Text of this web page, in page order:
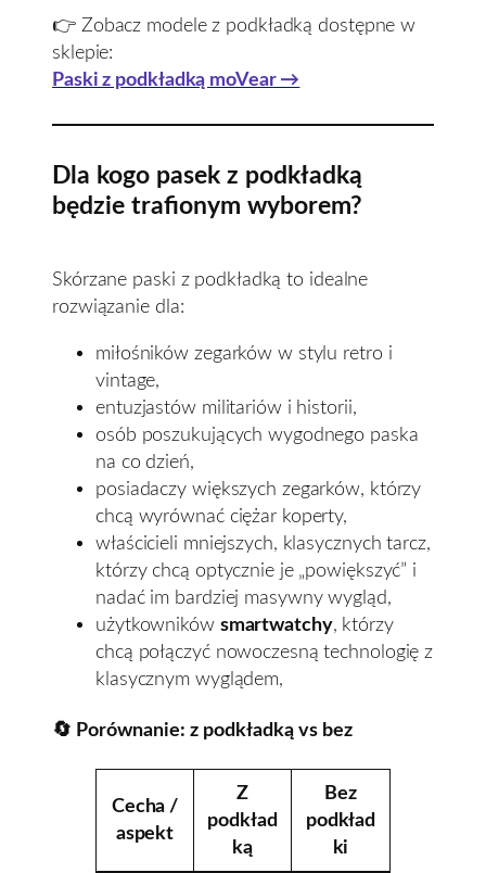
👉 Zobacz modele z podkładką dostępne w
sklepie:
Paski z podkładką moVear →
Dla kogo pasek z podkładką
będzie trafionym wyborem?
Skórzane paski z podkładką to idealne
rozwiązanie dla:
miłośników zegarków w stylu retro i
vintage,
entuzjastów militariów i historii,
osób poszukujących wygodnego paska
na co dzień,
posiadaczy większych zegarków, którzy
chcą wyrównać ciężar koperty,
właścicieli mniejszych, klasycznych tarcz,
którzy chcą optycznie je „powiększyć” i
nadać im bardziej masywny wygląd,
użytkowników smartwatchy, którzy
chcą połączyć nowoczesną technologię z
klasycznym wyglądem,
🔄 Porównanie: z podkładką vs bez
Cecha /
aspekt
Z
podkład
ką
Bez
podkład
ki